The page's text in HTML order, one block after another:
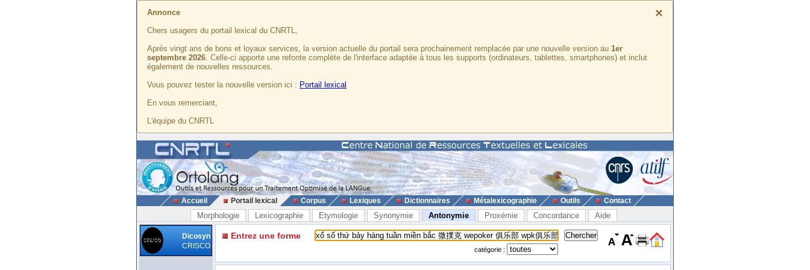
×
Annonce
Chers usagers du portail lexical du CNRTL,
Après vingt ans de bons et loyaux services, la version actuelle du portail sera prochainement remplacée par une nouvelle version au 1er
septembre 2026. Celle-ci apporte une refonte complète de l'interface adaptée à tous les supports (ordinateurs, tablettes, smartphones) et inclut
également de nouvelles ressources.
Vous pouvez tester la nouvelle version ici : Portail lexical
En vous remerciant,
L'équipe du CNRTL
Accueil Portail lexical Corpus Lexiques Dictionnaires Métalexicographie Outils Contact
Morphologie Lexicographie Etymologie Synonymie Antonymie Proxémie Concordance Aide
Dicosyn
CRISCO
Entrez une forme
catégorie :